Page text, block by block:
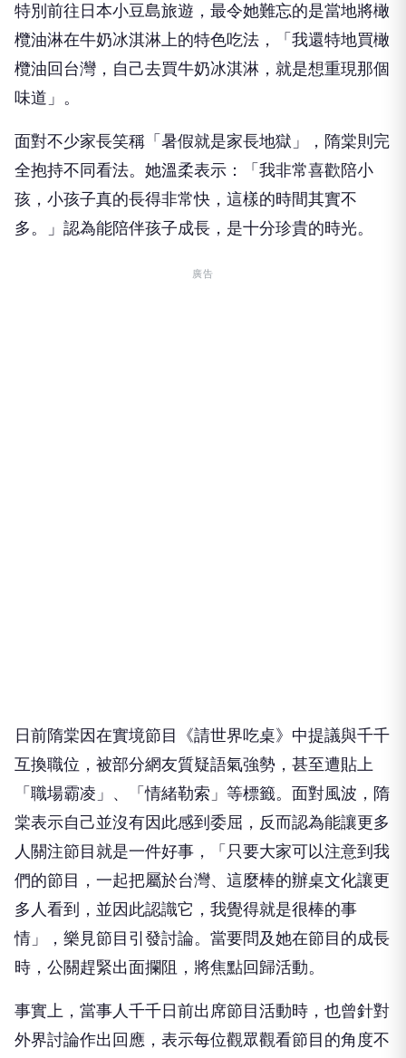
特別前往日本小豆島旅遊，最令她難忘的是當地將橄
欖油淋在牛奶冰淇淋上的特色吃法，「我還特地買橄
欖油回台灣，自己去買牛奶冰淇淋，就是想重現那個
味道」。
面對不少家長笑稱「暑假就是家長地獄」，隋棠則完
全抱持不同看法。她溫柔表示：「我非常喜歡陪小
孩，小孩子真的長得非常快，這樣的時間其實不
多。」認為能陪伴孩子成長，是十分珍貴的時光。
廣告
日前隋棠因在實境節目《請世界吃桌》中提議與千千
互換職位，被部分網友質疑語氣強勢，甚至遭貼上
「職場霸凌」、「情緒勒索」等標籤。面對風波，隋
棠表示自己並沒有因此感到委屈，反而認為能讓更多
人關注節目就是一件好事，「只要大家可以注意到我
們的節目，一起把屬於台灣、這麼棒的辦桌文化讓更
多人看到，並因此認識它，我覺得就是很棒的事
情」，樂見節目引發討論。當要問及她在節目的成長
時，公關趕緊出面攔阻，將焦點回歸活動。
事實上，當事人千千日前出席節目活動時，也曾針對
外界討論作出回應，表示每位觀眾觀看節目的角度不